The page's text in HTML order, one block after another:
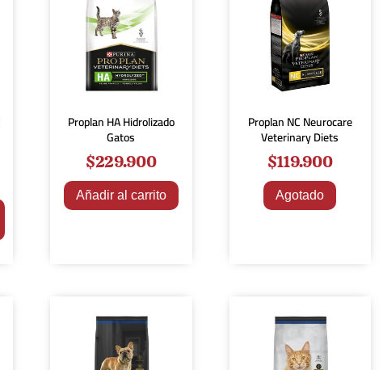
Proplan HA Hidrolizado
Gatos
$229.900
Añadir al carrito
Proplan NC Neurocare
Veterinary Diets
$119.900
Agotado